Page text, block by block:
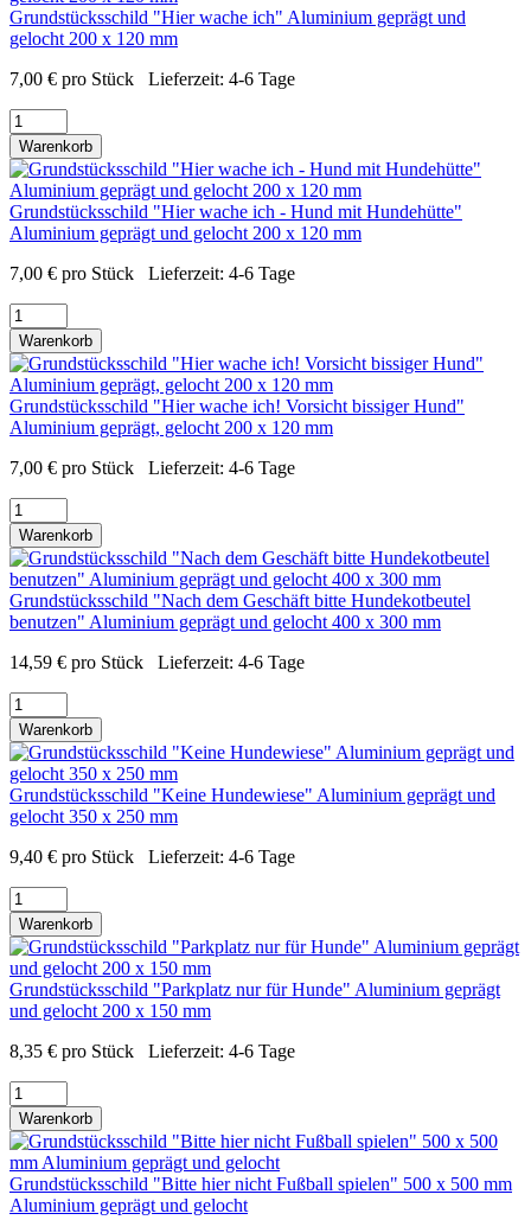
Grundstücksschild "Hier wache ich" Aluminium geprägt und
gelocht 200 x 120 mm
7,00 € pro Stück Lieferzeit: 4-6 Tage
Warenkorb
Grundstücksschild "Hier wache ich - Hund mit Hundehütte"
Aluminium geprägt und gelocht 200 x 120 mm
7,00 € pro Stück Lieferzeit: 4-6 Tage
Warenkorb
Grundstücksschild "Hier wache ich! Vorsicht bissiger Hund"
Aluminium geprägt, gelocht 200 x 120 mm
7,00 € pro Stück Lieferzeit: 4-6 Tage
Warenkorb
Grundstücksschild "Nach dem Geschäft bitte Hundekotbeutel
benutzen" Aluminium geprägt und gelocht 400 x 300 mm
14,59 € pro Stück Lieferzeit: 4-6 Tage
Warenkorb
Grundstücksschild "Keine Hundewiese" Aluminium geprägt und
gelocht 350 x 250 mm
9,40 € pro Stück Lieferzeit: 4-6 Tage
Warenkorb
Grundstücksschild "Parkplatz nur für Hunde" Aluminium geprägt
und gelocht 200 x 150 mm
8,35 € pro Stück Lieferzeit: 4-6 Tage
Warenkorb
Grundstücksschild "Bitte hier nicht Fußball spielen" 500 x 500 mm
Aluminium geprägt und gelocht